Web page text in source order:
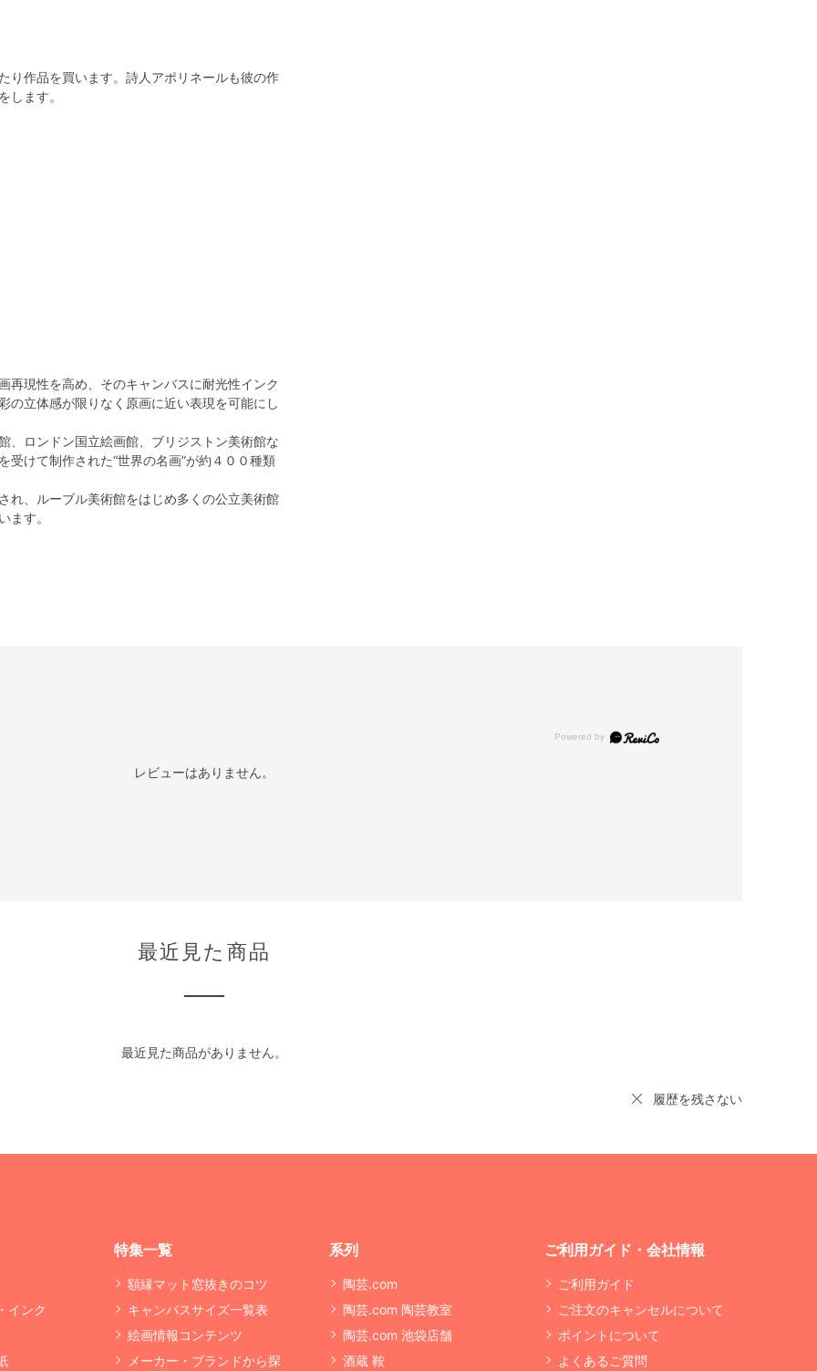
り作品を買います。詩人アポリネールも彼の作
します。
再現性を高め、そのキャンバスに耐光性インク
の立体感が限りなく原画に近い表現を可能にし
、ロンドン国立絵画館、ブリジストン美術館な
けて制作された“世界の名画”が約４００種類
れ、ルーブル美術館をはじめ多くの公立美術館
ます。
レビューはありません。
最近見た商品
最近見た商品がありません。
履歴を残さない
インク
特集一覧
額縁マット窓抜きのコツ
キャンバスサイズ一覧表
絵画情報コンテンツ
メーカー・ブランドから探
系列
陶芸.com
陶芸.com 陶芸教室
陶芸.com 池袋店舗
酒蔵 鞍
ご利用ガイド・会社情報
ご利用ガイド
ご注文のキャンセルについて
ポイントについて
よくあるご質問